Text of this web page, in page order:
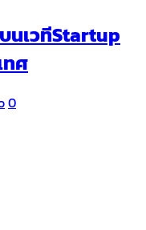
นเวทีStartup
ทศ
0